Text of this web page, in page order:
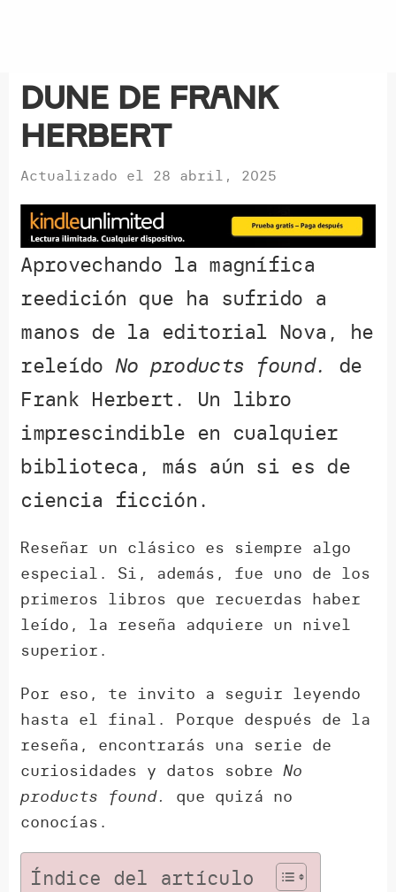
Dune de Frank
Herbert
Actualizado el 28 abril, 2025
Aprovechando la magnífica
reedición que ha sufrido a
manos de la editorial Nova, he
releído No products found.
de
Frank Herbert. Un libro
imprescindible en cualquier
biblioteca, más aún si es de
ciencia ficción.
Reseñar un clásico es siempre algo
especial. Si, además, fue uno de los
primeros libros que recuerdas haber
leído, la reseña adquiere un nivel
superior.
Por eso, te invito a seguir leyendo
hasta el final. Porque después de la
reseña, encontrarás una serie de
curiosidades y datos sobreNo
products found.
que quizá no
conocías.
Índice del artículo